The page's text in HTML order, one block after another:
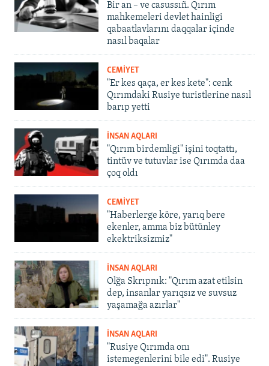
Bir an – ve casussıñ. Qırım
mahkemeleri devlet hainligi
qabaatlavlarını daqqalar içinde
nasıl baqalar
CEMİYET
"Er kes qaça, er kes kete": cenk
Qırımdaki Rusiye turistlerine nasıl
barıp yetti
İNSAN AQLARI
"Qırım birdemligi" işini toqtattı,
tintüv ve tutuvlar ise Qırımda daa
çoq oldı
CEMİYET
"Haberlerge köre, yarıq bere
ekenler, amma biz bütünley
ekektriksizmiz"
İNSAN AQLARI
Olğa Skrıpnık: "Qırım azat etilsin
dep, insanlar yarıqsız ve suvsuz
yaşamağa azırlar"
İNSAN AQLARI
"Rusiye Qırımda onı
istemegenlerini bile edi". Rusiye